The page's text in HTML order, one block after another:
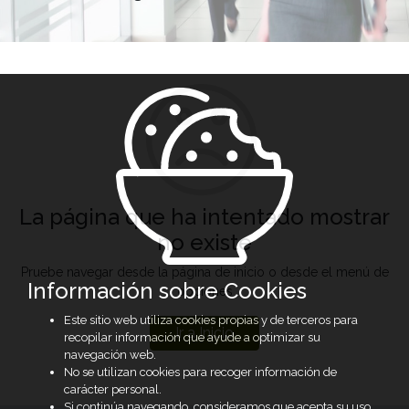
La página que ha intentado mostrar
no existe
Pruebe navegar desde la página de inicio o desde el menú de
opciones
Ir a Inicio
Información sobre Cookies
Este sitio web utiliza cookies propias y de terceros para
recopilar información que ayude a optimizar su
navegación web.
No se utilizan cookies para recoger información de
carácter personal.